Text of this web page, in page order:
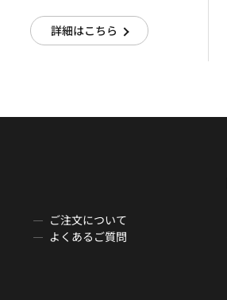
詳細はこちら
ご注文について
よくあるご質問